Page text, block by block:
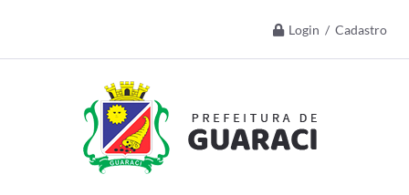
Login / Cadastro